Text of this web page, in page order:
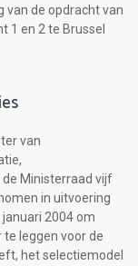
van de opdracht van
1 en 2 te Brussel
van
de Ministerraad vijf
in uitvoering
2004 om
leggen voor de
het selectiemodel